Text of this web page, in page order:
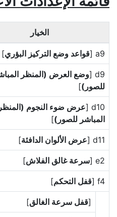
الخيار
a9 [ قواعد وضع التركيز البؤري]
d9 [ وضع العرض (المنظر
للصور)]
d10 [ عرض ضوء النجوم (المنظر
المباشر للصور)]
d11 [ عرض الألوان الدافئة]
e2 [ سرعة غالق الفلاش]
f4 [ قفل التحكم]
[قفل سرعة الغالق]